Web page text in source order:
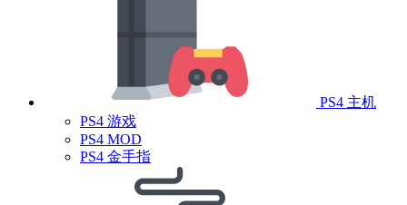
PS4 主机
PS4 游戏
PS4 MOD
PS4 金手指